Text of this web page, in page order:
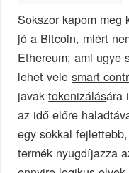
Sokszor kapom meg
jó a Bitcoin, miért
Ethereum; ami ugye
lehet velesmart
javaktokenizálására
az idő előre
egy sokkal
termék nyugdíjazza